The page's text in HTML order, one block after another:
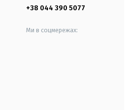
+38 044 390 5077
Ми в соцмережах: